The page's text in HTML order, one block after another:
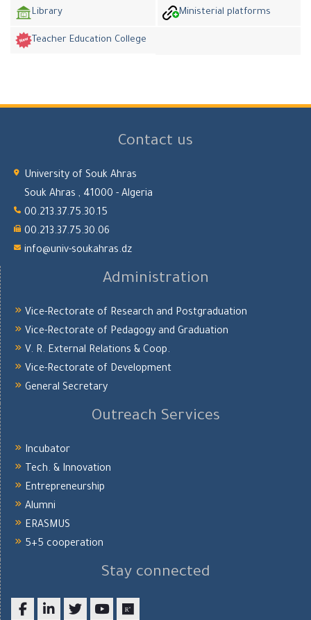
Library Ministerial platforms
Teacher Education College
Contact us
University of Souk Ahras
Souk Ahras , 41000 - Algeria
00.213.37.75.30.15
00.213.37.75.30.06
info@univ-soukahras.dz
Administration
Vice-Rectorate of Research and Postgraduation
Vice-Rectorate of Pedagogy and Graduation
V. R. External Relations & Coop.
Vice-Rectorate of Development
General Secretary
Outreach Services
Incubator
Tech. & Innovation
Entrepreneurship
Alumni
ERASMUS
5+5 cooperation
Stay connected